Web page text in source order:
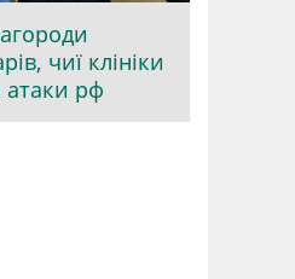
чиї клініки
рф